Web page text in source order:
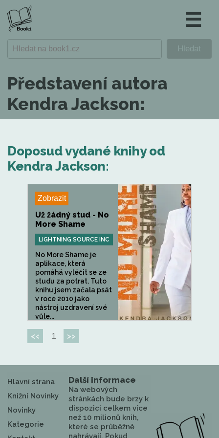
☰
Představení autora
Kendra Jackson:
Doposud vydané knihy od
Kendra Jackson:
Zobrazit
Už žádný stud - No
More Shame
LIGHTNING SOURCE INC
No More Shame je
aplikace, která
pomáhá vyléčit se ze
studu za potrat. Tuto
knihu jsem začala psát
v roce 2010 jako
nástroj uzdravení své
vůle...
<< 1 >>
Hlavní strana
Knižní Novinky
Novinky
Kategorie
Další informace
Na webových
stránkách bude brzy k
dispozici celkem více
než 10 milionů knih,
které se průběžně
nahrávají. Pokud